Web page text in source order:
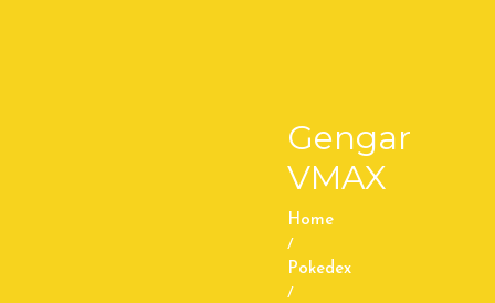
Gengar
VMAX
Home
/
Pokedex
/